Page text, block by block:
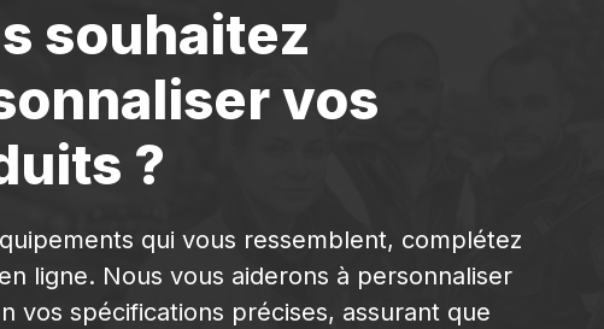
souhaitez
vos
?
qui vous ressemblent, complétez
ligne. Nous vous aiderons à personnaliser
vos spécifications précises, assurant que